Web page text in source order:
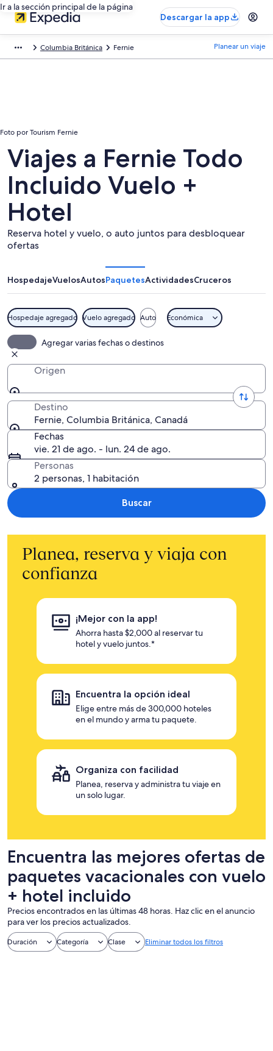
Ir a la sección principal de la página
Descargar la app
Columbia Británica Fernie Planear un viaje
Foto por Tourism Fernie
Viajes a Fernie Todo
Incluido Vuelo +
Hotel
Reserva hotel y vuelo, o auto juntos para desbloquear
ofertas
HospedajeVuelosAutosPaquetesActividadesCruceros
Hospedaje agregado Vuelo agregado Auto Económica
Agregar varias fechas o destinos
Origen
Destino
Fernie, Columbia Británica, Canadá
Fechas
vie. 21 de ago. - lun. 24 de ago.
Personas
2 personas, 1 habitación
Buscar
Planea, reserva y viaja con
confianza
¡Mejor con la app!
Ahorra hasta $2,000 al reservar tu
hotel y vuelo juntos.*
Encuentra la opción ideal
Elige entre más de 300,000 hoteles
en el mundo y arma tu paquete.
Organiza con facilidad
Planea, reserva y administra tu viaje en
un solo lugar.
Encuentra las mejores ofertas de
paquetes vacacionales con vuelo
+ hotel incluido
Precios encontrados en las últimas 48 horas. Haz clic en el anuncio
para ver los precios actualizados.
Duración Categoría Clase Eliminar todos los filtros